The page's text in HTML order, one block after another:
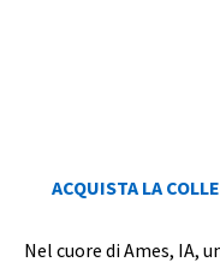
ACQUISTA LA
Nel cuore di Ames, IA,